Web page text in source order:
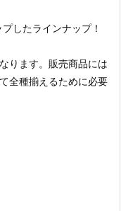
したラインナップ！
ります。販売商品には
全種揃えるために必要